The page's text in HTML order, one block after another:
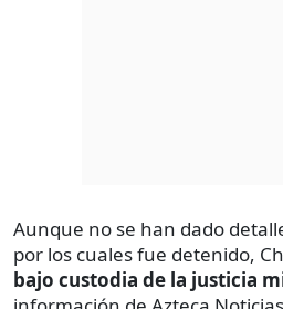
Aunque no se han dado
por los cuales fue detenido,
bajo custodia de la justicia